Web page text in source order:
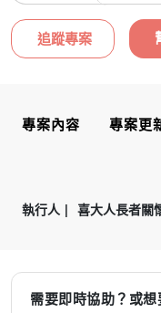
追蹤專案
專案內容 專案更
執行人 喜大人長者關
需要即時協助？或